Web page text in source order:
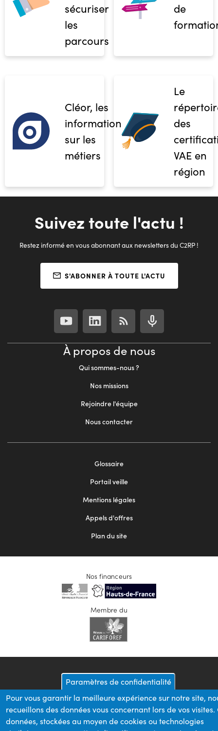
sécuriser
les
parcours
de
Cléor, les
informations
sur les
métiers
Le
des
VAE en
région
Suivez toute l'actu !
Restez informé en vous abonnant aux newsletters du C2RP !
S'ABONNER À TOUTE L'ACTU
À propos de nous
Qui sommes-nous ?
Nos missions
Rejoindre l'équipe
Nous contacter
Glossaire
Portail veille
Mentions légales
Appels d'offres
Plan du site
Nos financeurs
Membre du
Paramètres de confidentialité
Pour vous garantir la meilleure expérience sur notre site,
recueillons des données vous concernant lors de vos visites.
données, stockées au moyen de cookies ou technologies